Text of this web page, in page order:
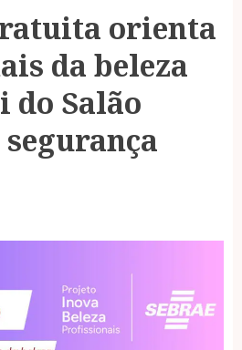
orienta
da beleza
do Salão